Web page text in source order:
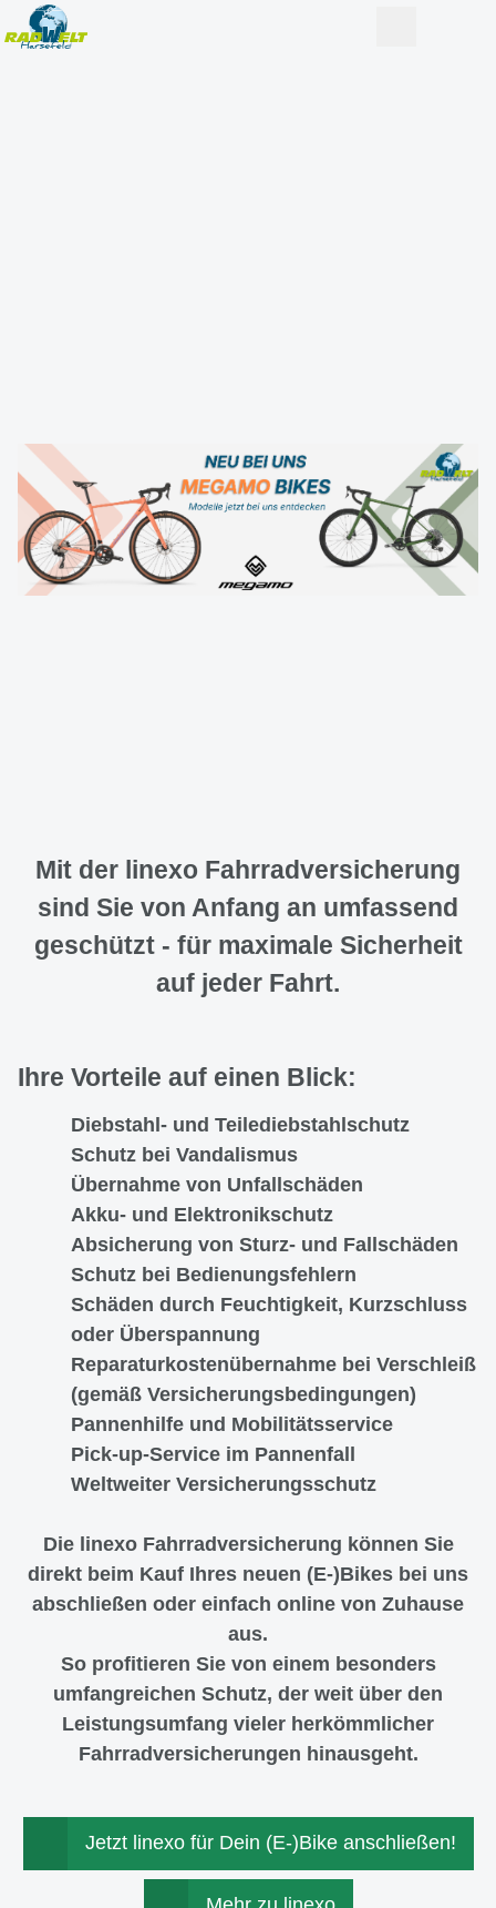
RADWELT
HARSEFELD
Mit der linexo Fahrradversicherung
sind Sie von Anfang an umfassend
geschützt - für maximale Sicherheit
auf jeder Fahrt.
Ihre Vorteile auf einen Blick:
Diebstahl- und Teilediebstahlschutz
Schutz bei Vandalismus
Übernahme von Unfallschäden
Akku- und Elektronikschutz
Absicherung von Sturz- und Fallschäden
Schutz bei Bedienungsfehlern
Schäden durch Feuchtigkeit, Kurzschluss
oder Überspannung
Reparaturkostenübernahme bei Verschleiß
(gemäß Versicherungsbedingungen)
Pannenhilfe und Mobilitätsservice
Pick-up-Service im Pannenfall
Weltweiter Versicherungsschutz
Die linexo Fahrradversicherung können Sie
direkt beim Kauf Ihres neuen (E-)Bikes bei uns
abschließen oder einfach online von Zuhause
aus.
So profitieren Sie von einem besonders
umfangreichen Schutz, der weit über den
Leistungsumfang vieler herkömmlicher
Fahrradversicherungen hinausgeht.
Jetzt linexo für Dein (E-)Bike anschließen!